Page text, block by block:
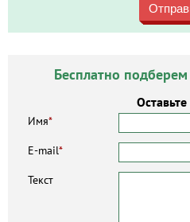
Бесплатно
Имя*
E-mail*
Текст